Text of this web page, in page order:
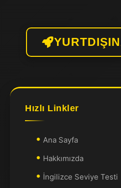
Hızlı Linkler
Ana Sayfa
Hakkımızda
İngilizce Seviye Testi